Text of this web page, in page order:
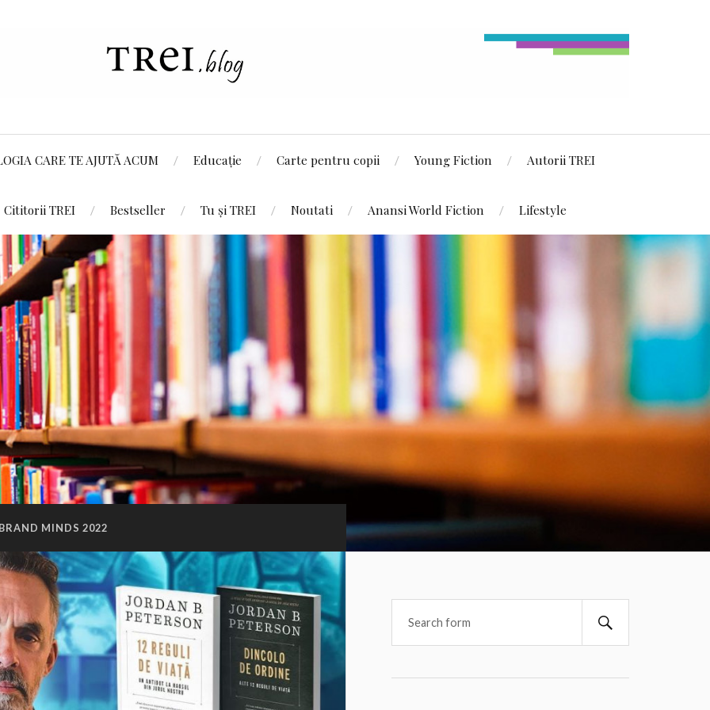
CARE TE AJUTĂ ACUM Educație Carte pentru copii Young Fiction Autorii TREI
Cititorii TREI Bestseller Tu și TREI Noutati Anansi World Fiction Lifestyle
MINDS 2022